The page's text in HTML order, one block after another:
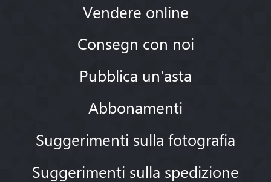
Vendere online
Consegn con noi
Pubblica un'asta
Abbonamenti
Suggerimenti sulla fotografia
Suggerimenti sulla spedizione